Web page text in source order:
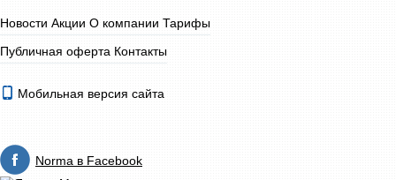
Новости Акции О компании Тарифы
Публичная оферта Контакты
Мобильная версия сайта
Norma в Facebook